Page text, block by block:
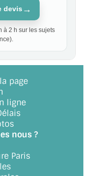
devis →
à 2 h sur les sujets
page
ligne
nous ?
Paris